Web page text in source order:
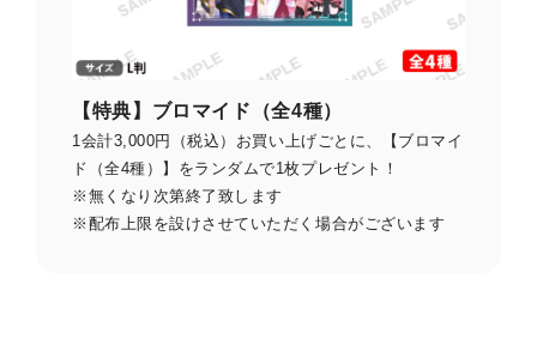
【特典】ブロマイド（全4種）
1会計3,000円（税込）お買い上げごとに、【ブロマイ
ド（全4種）】をランダムで1枚プレゼント！
※無くなり次第終了致します
※配布上限を設けさせていただく場合がございます